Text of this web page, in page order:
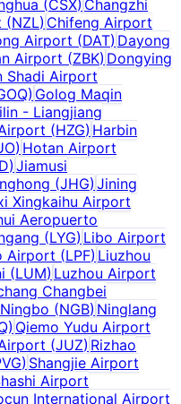
(CSX) Changzhi
(NZL) Chifeng Airport
Airport (DAT) Dayong
Airport (ZBK) Dongying
Shadi Airport
) Golog Maqin
- Liangjiang
(HZG) Harbin
) Hotan Airport
) Jiamusi
(JHG) Jining
Xingkaihu Airport
Aeropuerto
(LYG) Libo Airport
Airport (LPF) Liuzhou
(LUM) Luzhou Airport
Changbei
Ningbo (NGB) Ninglang
) Qiemo Yudu Airport
(JUZ) Rizhao
) Shangjie Airport
Airport
International Airport